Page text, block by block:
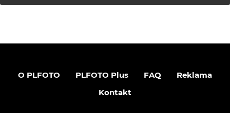
O PLFOTO PLFOTO Plus FAQ
Reklama
Kontakt